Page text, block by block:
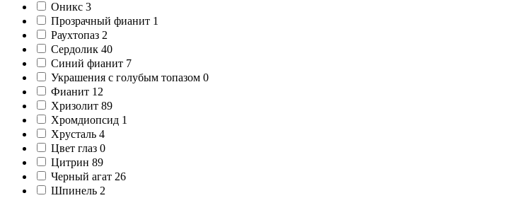
Оникс 3
Прозрачный фианит 1
Раухтопаз 2
Сердолик 40
Синий фианит 7
Украшения с голубым топазом 0
Фианит 12
Хризолит 89
Хромдиопсид 1
Хрусталь 4
Цвет глаз 0
Цитрин 89
Черный агат 26
Шпинель 2